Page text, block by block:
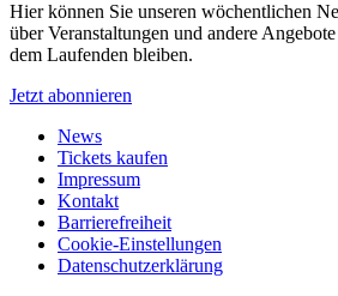
Hier können Sie unseren wöchentlichen
über Veranstaltungen und andere
dem Laufenden bleiben.
Jetzt abonnieren
News
Tickets kaufen
Impressum
Kontakt
Barrierefreiheit
Cookie-Einstellungen
Datenschutzerklärung